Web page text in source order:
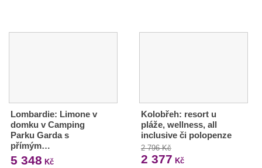
Lombardie: Limone v
domku v Camping
Parku Garda s
přímým…
5 348 Kč
Kolobřeh: resort u
pláže, wellness, all
inclusive či polopenze
2 796 Kč
2 377 Kč